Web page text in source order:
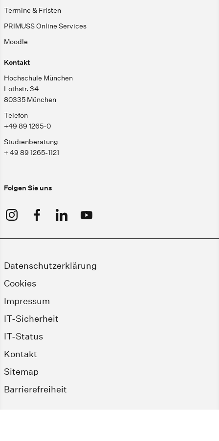
Termine & Fristen
PRIMUSS Online Services
Moodle
Kontakt
Hochschule München
Lothstr. 34
80335 München
Telefon
+49 89 1265-0
Studienberatung
+ 49 89 1265-1121
Folgen Sie uns
Datenschutzerklärung
Cookies
Impressum
IT-Sicherheit
IT-Status
Kontakt
Sitemap
Barrierefreiheit